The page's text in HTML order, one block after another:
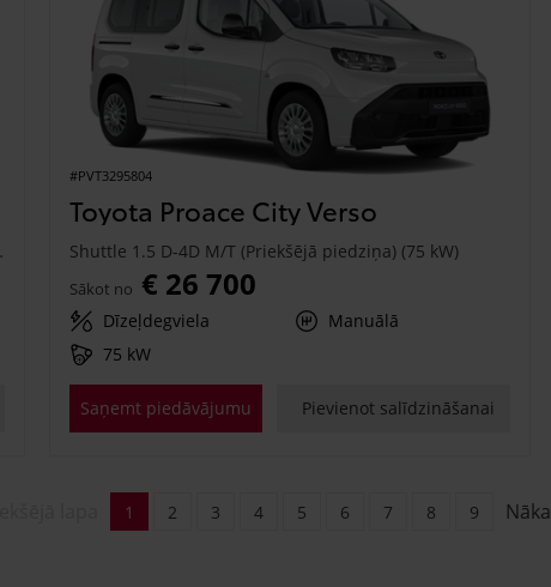
(75 kW)
#PVT3295804
Toyota Proace City Verso
Shuttle 1.5 D-4D M/T (Priekšējā piedziņa) (75 kW)
Sākot no € 26 700
Dīzeļdegviela
Manuālā
75 kW
Saņemt piedāvājumu Pievienot salīdzināšanai
1 2 3 4 5 6 7 8 9